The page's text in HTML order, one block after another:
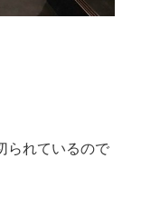
られているので